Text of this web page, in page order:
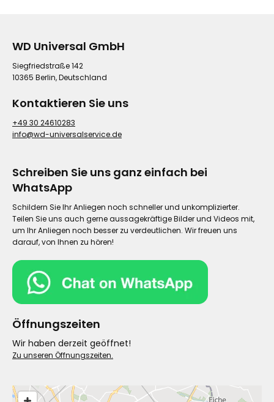
WD Universal GmbH
Siegfriedstraße 142
10365 Berlin, Deutschland
Kontaktieren Sie uns
+49 30 24610283
info@wd-universalservice.de
Schreiben Sie uns ganz einfach bei
WhatsApp
Schildern Sie Ihr Anliegen noch schneller und unkomplizierter.
Teilen Sie uns auch gerne aussagekräftige Bilder und Videos mit,
um Ihr Anliegen noch besser zu verdeutlichen. Wir freuen uns
darauf, von Ihnen zu hören!
Öffnungszeiten
Wir haben derzeit geöffnet!
Zu unseren Öffnungszeiten.